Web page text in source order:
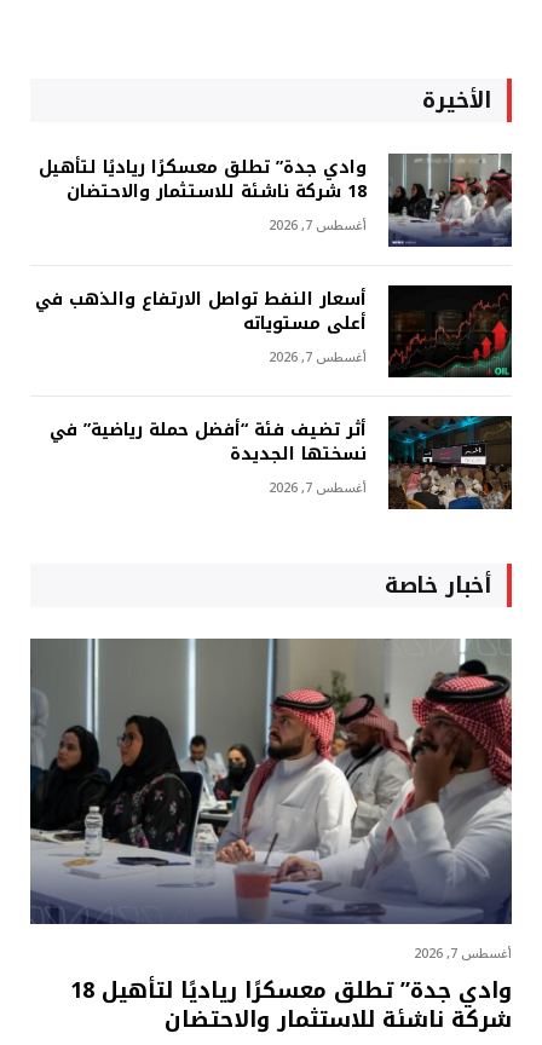
الأخيرة
وادي جدة” تطلق معسكرًا رياديًا لتأهيل
18 شركة ناشئة للاستثمار والاحتضان
أغسطس 7, 2026
أسعار النفط تواصل الارتفاع والذهب في
أعلى مستوياته
أغسطس 7, 2026
أثر تضيف فئة “أفضل حملة رياضية” في
نسختها الجديدة
أغسطس 7, 2026
أخبار خاصة
أغسطس 7, 2026
وادي جدة” تطلق معسكرًا رياديًا لتأهيل 18
شركة ناشئة للاستثمار والاحتضان